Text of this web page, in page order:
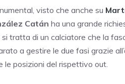
visto che anche su
Catán ha una grande
tratta di un calciatore che la
a gestire le due fasi grazie
le posizioni del rispettivo out.